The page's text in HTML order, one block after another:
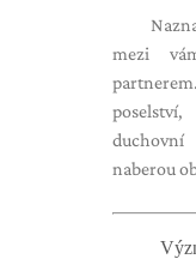
mezi
naberou